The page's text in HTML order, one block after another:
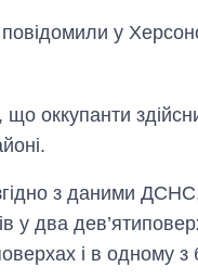
у
що оккупанти
з даними
у два
і в одному